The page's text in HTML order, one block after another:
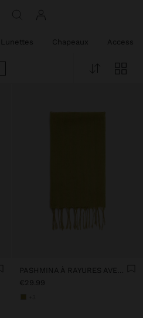
Lunettes Chapeaux
PASHMINA À RAYURES AVEC FRANGES 100% LIN
€29.99